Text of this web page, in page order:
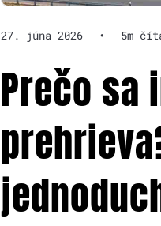
27. júna 2026 • 5m
Prečo sa